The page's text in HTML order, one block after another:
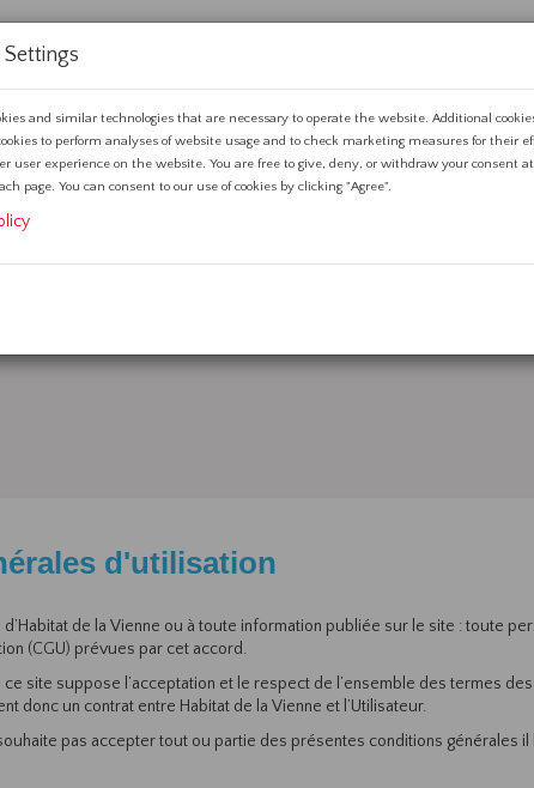
Settings
and similar technologies that are necessary to operate the website. Additional
to perform analyses of website usage and to check marketing measures for their
user experience on the website. You are free to give, deny, or withdraw your consent
page. You can consent to our use of cookies by clicking "Agree".
d'utilisation
de la Vienne ou à toute information publiée sur le site : toute
(CGU) prévues par cet accord.
site suppose l’acceptation et le respect de l’ensemble des termes
donc un contrat entre Habitat de la Vienne et l’Utilisateur.
pas accepter tout ou partie des présentes conditions générales